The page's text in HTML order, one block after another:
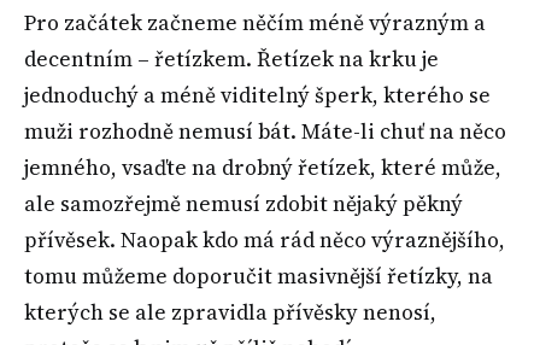
Pro začátek začneme něčím méně výrazným a
decentním – řetízkem. Řetízek na krku je
jednoduchý a méně viditelný šperk, kterého se
muži rozhodně nemusí bát. Máte-li chuť na něco
jemného, vsaďte na drobný řetízek, které může,
ale samozřejmě nemusí zdobit nějaký pěkný
přívěsek. Naopak kdo má rád něco výraznějšího,
tomu můžeme doporučit masivnější řetízky, na
kterých se ale zpravidla přívěsky nenosí,